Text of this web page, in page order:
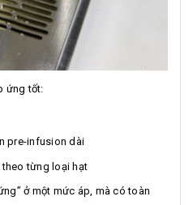
ứng tốt:
pre-infusion dài
từng loại hạt
ở một mức áp, mà có toàn